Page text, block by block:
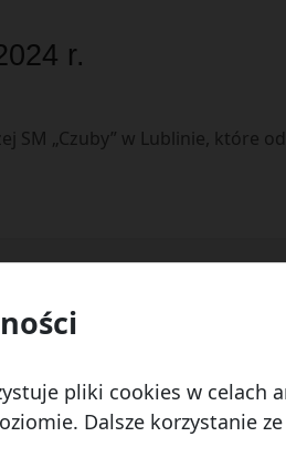
r.
SM „Czuby” w Lublinie, które
pliki cookies w celach
Dalsze korzystanie